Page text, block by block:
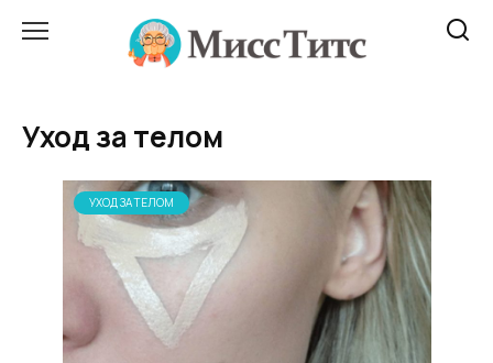
Уход за телом
УХОД ЗА ТЕЛОМ